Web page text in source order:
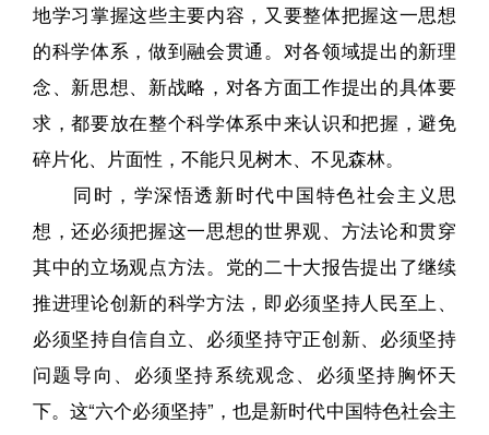
地学习掌握这些主要内容，又要整体把握这一思想
的科学体系，做到融会贯通。对各领域提出的新理
念、新思想、新战略，对各方面工作提出的具体要
求，都要放在整个科学体系中来认识和把握，避免
碎片化、片面性，不能只见树木、不见森林。
同时，学深悟透新时代中国特色社会主义思
想，还必须把握这一思想的世界观、方法论和贯穿
其中的立场观点方法。党的二十大报告提出了继续
推进理论创新的科学方法，即必须坚持人民至上、
必须坚持自信自立、必须坚持守正创新、必须坚持
问题导向、必须坚持系统观念、必须坚持胸怀天
下。这“六个必须坚持”，也是新时代中国特色社会主